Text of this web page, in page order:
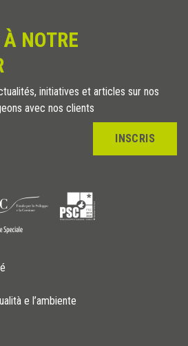
NOTRE
initiatives et articles sur nos
avec nos clients
INSCRIS
e l’ambiente